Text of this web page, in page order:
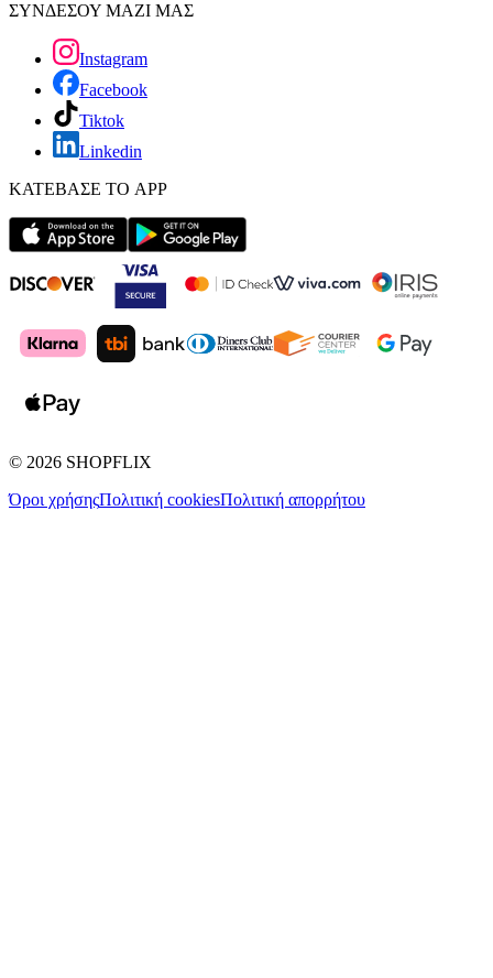
ΣΥΝΔΕΣΟΥ ΜΑΖΙ ΜΑΣ
Instagram
Facebook
Tiktok
Linkedin
ΚΑΤΕΒΑΣΕ ΤΟ APP
© 2026 SHOPFLIX
Όροι χρήσηςΠολιτική cookiesΠολιτική απορρήτου